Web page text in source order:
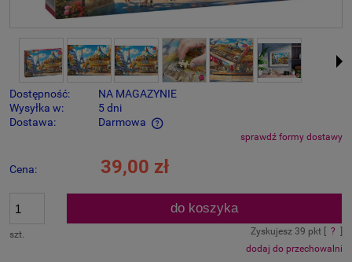
Dostępność:
NA MAGAZYNIE
Wysyłka w:
5 dni
Dostawa:
Darmowa
Cena nie zawiera ewentualnych kosztów płatnościsprawdź formy dostawy
Cena: 39,00 zł
szt.
do koszyka
Zyskujesz 39 pkt [ ?
dodaj do przechowalni